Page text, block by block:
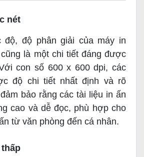
nét
độ phân giải của máy in
là một chi tiết đáng được
con số 600 x 600 dpi, các
độ chi tiết nhất định và rõ
bảo rằng các tài liệu in ấn
cao và dễ đọc, phù hợp cho
từ văn phòng đến cá nhân.